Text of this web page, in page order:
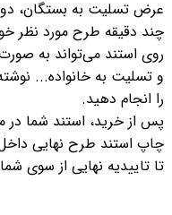
عرض تسلیت به بستگان،
چند دقیقه طرح مورد نظر
روی استند می‌تواند به
و تسلیت به خانواده...
را انجام دهید.
پس از خرید، استند شما در
چاپ استند طرح نهایی
تا تاییدیه نهایی از سوی